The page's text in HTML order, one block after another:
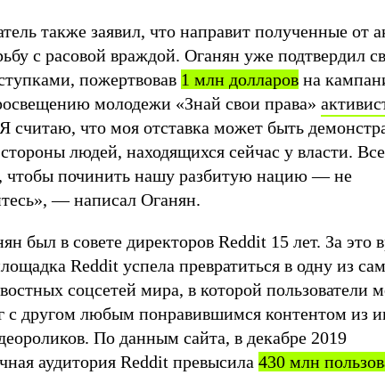
также заявил, что направит полученные от
с расовой враждой. Оганян уже подтвердил
пожертвовав 1 млн долларов на
молодежи «Знай свои права»
считаю, что моя отставка может быть
людей, находящихся сейчас у власти.
чтобы починить нашу разбитую нацию — не
— написал Оганян.
был в совете директоров Reddit 15 лет. За это
Reddit успела превратиться в одну из
соцсетей мира, в которой пользователи
с другом любым понравившимся контентом из
По данным сайта, в декабре 2019
аудитория Reddit превысила 430 млн